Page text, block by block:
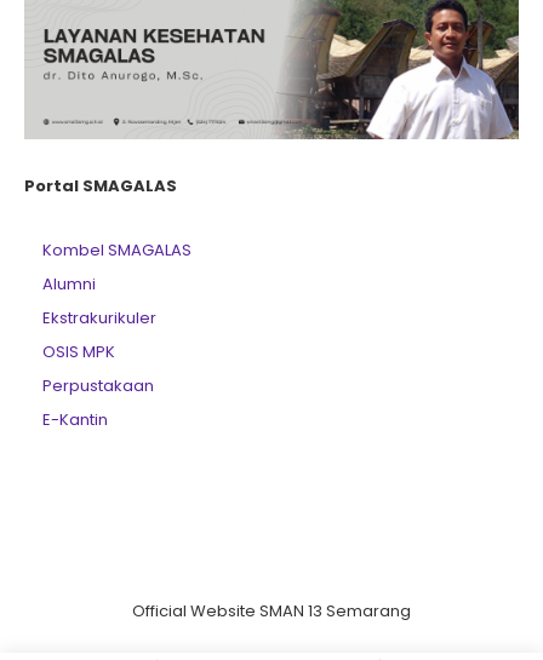
Portal SMAGALAS
Kombel SMAGALAS
Alumni
Ekstrakurikuler
OSIS MPK
Perpustakaan
E-Kantin
Official Website SMAN 13 Semarang